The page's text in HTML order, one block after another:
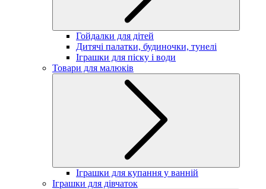
Гойдалки для дітей
Дитячі палатки, будиночки, тунелі
Іграшки для піску і води
Товари для малюків
Іграшки для купання у ванній
Іграшки для дівчаток